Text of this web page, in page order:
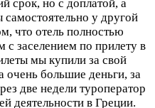
срок, но с доплатой, а
у другой
что отель полностью
заселением по прилету в
мы купили за свой
очень большие деньги, за
две недели туроператор
деятельности в Греции.